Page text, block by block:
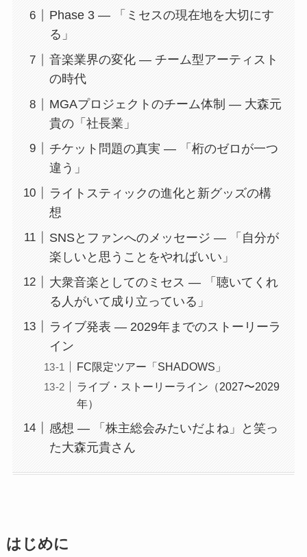
Phase 3 — 「ミセスの現在地を大切にす
る」
音楽業界の変化 — チーム型アーティスト
の時代
MGAプロジェクトのチーム体制 — 大森元
貴の「社長業」
チケット問題の真実 — 「桁のゼロが一つ
違う」
ライトスティックの進化と新グッズの構
想
SNSとファンへのメッセージ — 「自分が
楽しいと思うことをやればいい」
大衆音楽としてのミセス — 「聴いてくれ
る人がいて成り立っている」
ライブ発表 — 2029年までのストーリーラ
イン
FC限定ツアー「SHADOWS」
ライブ・ストーリーライン（2027〜2029
年）
感想 — 「株主総会みたいだよね」と笑っ
た大森元貴さん
はじめに